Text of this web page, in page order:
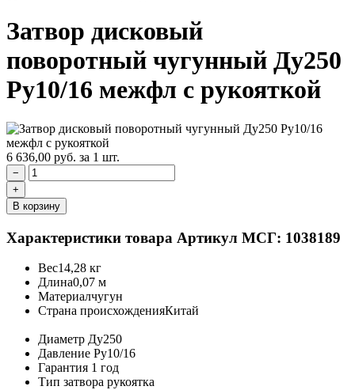
Затвор дисковый
поворотный чугунный Ду250
Ру10/16 межфл с рукояткой
6 636,00 руб. за 1 шт.
−
+
В корзину
Характеристики товара Артикул МСГ: 1038189
Вес14,28 кг
Длина0,07 м
Материалчугун
Страна происхожденияКитай
Диаметр Ду250
Давление Ру10/16
Гарантия 1 год
Тип затвора рукоятка